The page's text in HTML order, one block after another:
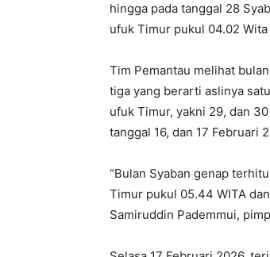
hingga pada tanggal 28
ufuk Timur pukul 04.02
Tim Pemantau melihat
tiga yang berarti aslinya
ufuk Timur, yakni 29, dan
tanggal 16, dan 17 Februari
“Bulan Syaban genap
Timur pukul 05.44 WITA
Samiruddin Pademmui,